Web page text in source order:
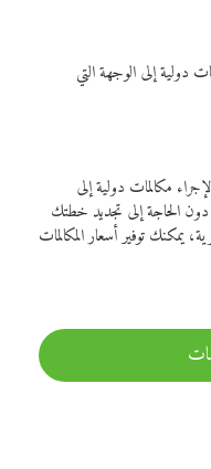
مكالمات دولية إلى الوجهة التي
مكالمات دولية إلى
الحاجة إلى تجديد خطتك
توفير أسعار المكالمات